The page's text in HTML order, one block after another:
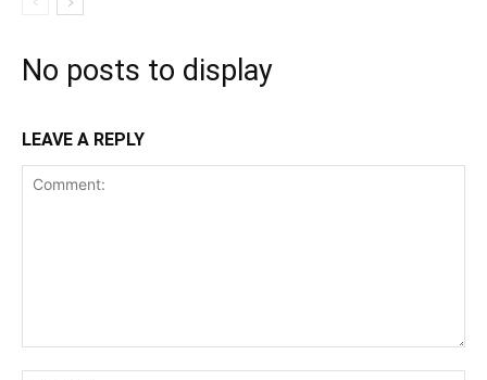
No posts to display
LEAVE A REPLY